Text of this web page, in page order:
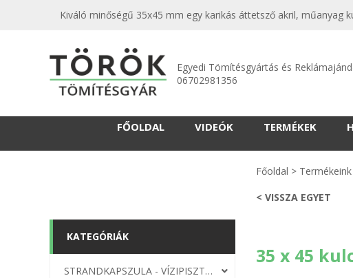
Kiváló minőségű 35x45 mm egy karikás áttetsző akril, műanyag
Egyedi Tömítésgyártás és
06702981356
FŐOLDAL VIDEÓK TERMÉKEK
KATEGÓRIÁK
STRANDKAPSZULA - VÍZIPISZTOLY-FRIZBI
Főoldal > Termékeink
< VISSZA EGYET
35 x 45